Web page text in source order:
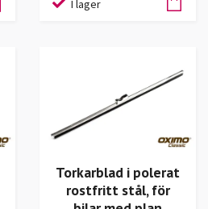
I lager
Torkarblad i polerat
rostfritt stål, för